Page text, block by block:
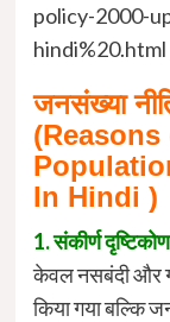
policy-2000-
hindi%20.html
जनसंख्या
In Hindi )
1. संकीर्ण दृष्टिकोण
केवल नसबंदी और
किया गया बल्कि